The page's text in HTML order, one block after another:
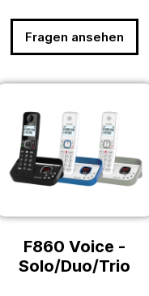
Fragen ansehen
F860 Voice -
Solo/Duo/Trio